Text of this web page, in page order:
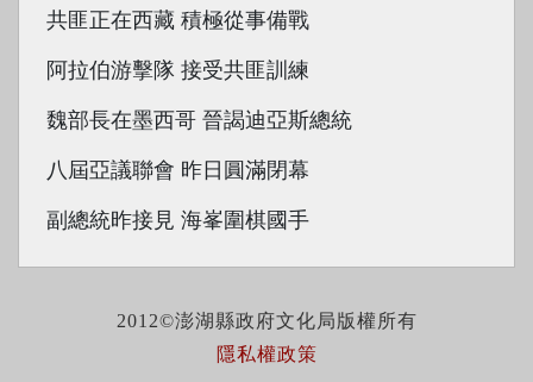
共匪正在西藏 積極從事備戰
阿拉伯游擊隊 接受共匪訓練
魏部長在墨西哥 晉謁迪亞斯總統
八屆亞議聯會 昨日圓滿閉幕
副總統昨接見 海峯圍棋國手
2012©澎湖縣政府文化局版權所有
隱私權政策